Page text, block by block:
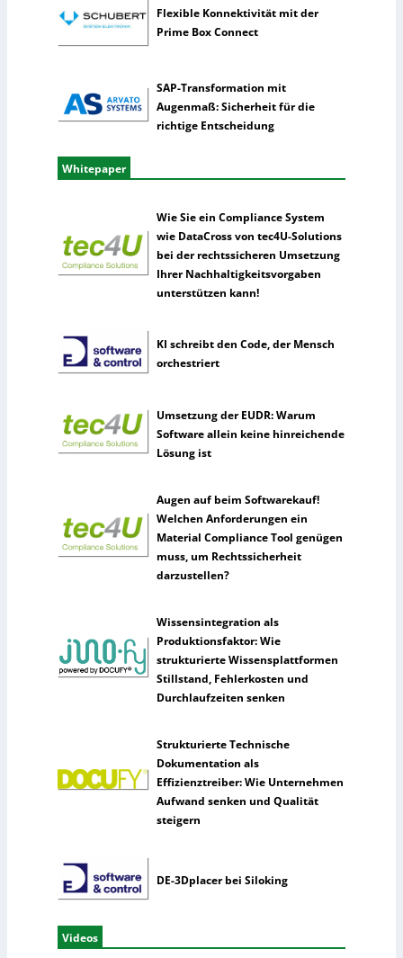
n
z
Flexible Konnektivität mit der
Prime Box Connect
SAP-Transformation mit
Augenmaß: Sicherheit für die
richtige Entscheidung
Whitepaper
Wie Sie ein Compliance System
wie DataCross von tec4U-Solutions
bei der rechtssicheren Umsetzung
Ihrer Nachhaltigkeitsvorgaben
unterstützen kann!
KI schreibt den Code, der Mensch
orchestriert
Umsetzung der EUDR: Warum
Software allein keine hinreichende
Lösung ist
Augen auf beim Softwarekauf!
Welchen Anforderungen ein
Material Compliance Tool genügen
muss, um Rechtssicherheit
darzustellen?
Wissensintegration als
Produktionsfaktor: Wie
strukturierte Wissensplattformen
Stillstand, Fehlerkosten und
Durchlaufzeiten senken
Strukturierte Technische
Dokumentation als
Effizienztreiber: Wie Unternehmen
Aufwand senken und Qualität
steigern
DE-3Dplacer bei Siloking
Videos